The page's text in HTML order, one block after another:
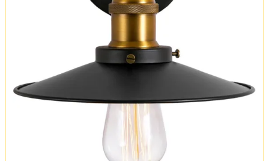
Обмен и возврат
FAQ
Отзывы